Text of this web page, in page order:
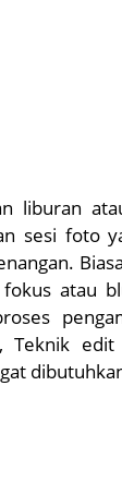
liburan
sesi foto
atau
Teknik